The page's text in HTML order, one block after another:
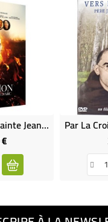
La Passion De Sainte Jeanne D´Arc
Prix